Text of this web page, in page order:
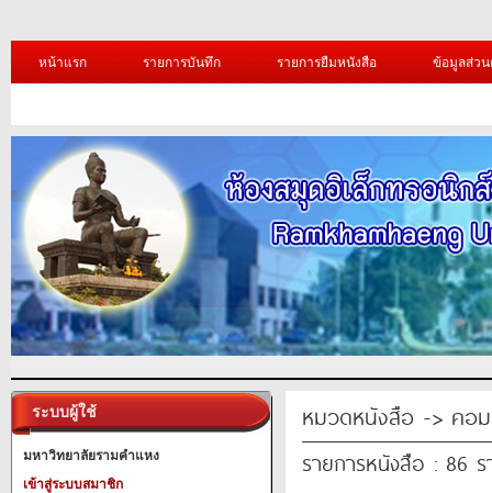
หน้าแรก รายการบันทึก รายการยืมหนังสือ ข้อมูลส่ว
ระบบผู้ใช้
มหาวิทยาลัยรามคำแหง
เข้าสู่ระบบสมาชิก
หมวดหนังสือ -> คอ
รายการหนังสือ : 86 ร